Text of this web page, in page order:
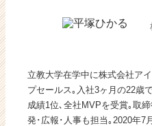
立教大学在学中に株式会社ア
プセールス｡入社3ヶ月の22歳
成績1位､全社MVPを受賞｡取
発･広報･人事も担当｡2020年7